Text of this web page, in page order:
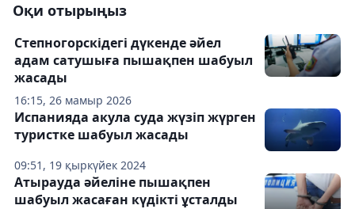
Оқи отырыңыз
16:15, 26 мамыр 2026
Степногорскідегі дүкенде әйел
адам сатушыға пышақпен шабуыл
жасады
09:51, 19 қыркүйек 2024
Испанияда акула суда жүзіп жүрген
туристке шабуыл жасады
Атырауда әйеліне пышақпен
шабуыл жасаған күдікті ұсталды